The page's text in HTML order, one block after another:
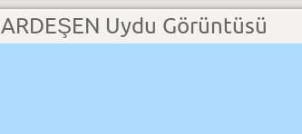
ARDEŞEN Uydu Görüntüsü